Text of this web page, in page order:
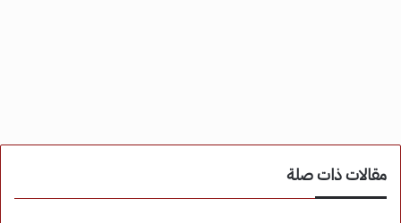
مقالات ذات صلة